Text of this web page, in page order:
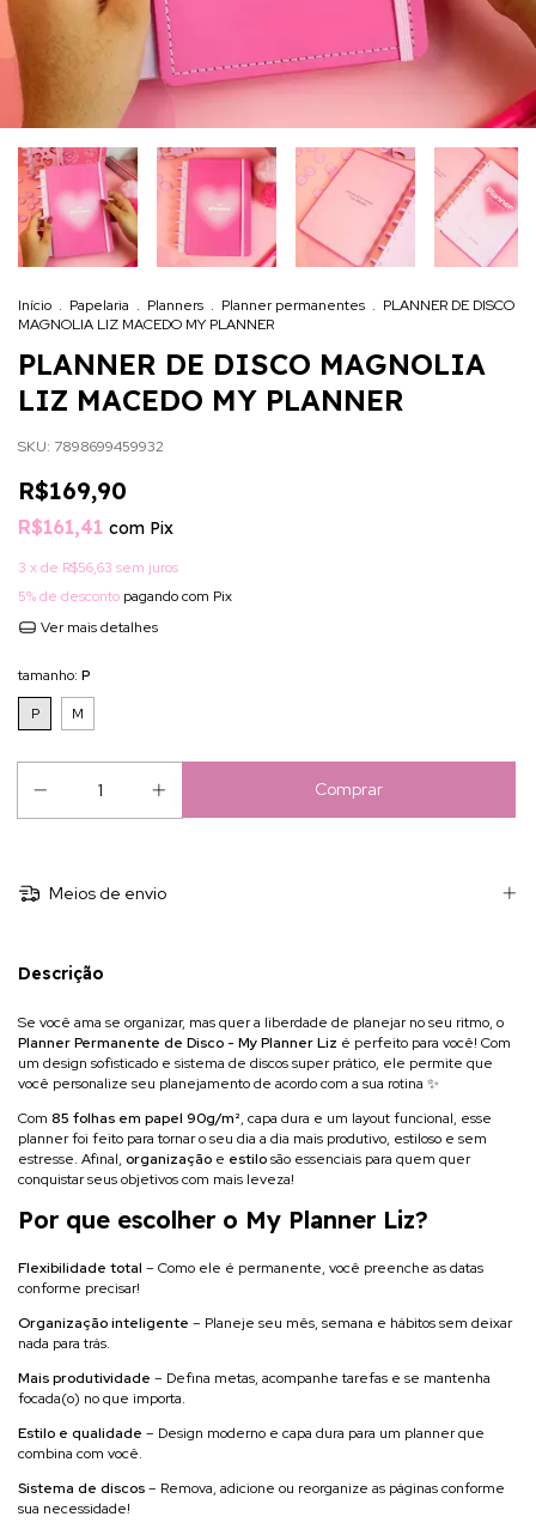
Início . Papelaria . Planners . Planner permanentes . PLANNER DE DISCO
MAGNOLIA LIZ MACEDO MY PLANNER
PLANNER DE DISCO MAGNOLIA
LIZ MACEDO MY PLANNER
SKU: 7898699459932
R$169,90
R$161,41 com Pix
3 x de R$56,63 sem juros
5% de desconto pagando com Pix
Ver mais detalhes
tamanho: P
P
M
Meios de envio
Descrição
Se você ama se organizar, mas quer a liberdade de planejar no seu ritmo, o
Planner Permanente de Disco - My Planner Liz é perfeito para você! Com
um design sofisticado e sistema de discos super prático, ele permite que
você personalize seu planejamento de acordo com a sua rotina ✨
Com 85 folhas em papel 90g/m², capa dura e um layout funcional, esse
planner foi feito para tornar o seu dia a dia mais produtivo, estiloso e sem
estresse. Afinal, organização e estilosão essenciais para quem quer
conquistar seus objetivos com mais leveza!
Por que escolher o My Planner Liz?
Flexibilidade total – Como ele é permanente, você preenche as datas
conforme precisar!
Organização inteligente – Planeje seu mês, semana e hábitos sem deixar
nada para trás.
Mais produtividade – Defina metas, acompanhe tarefas e se mantenha
focada(o) no que importa.
Estilo e qualidade – Design moderno e capa dura para um planner que
combina com você.
Sistema de discos– Remova, adicione ou reorganize as páginas conforme
sua necessidade!